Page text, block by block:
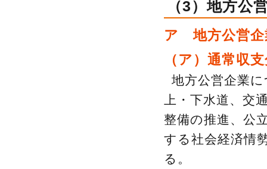
（3）地方公
ア 地方公営企
（ア）通常収
地方公営企業
上・下水道、交
整備の推進、公
する社会経済情
る。